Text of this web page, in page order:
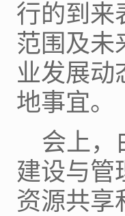
行的到来
范围及未
业发展动
地事宜。
会上，
建设与管
资源共享